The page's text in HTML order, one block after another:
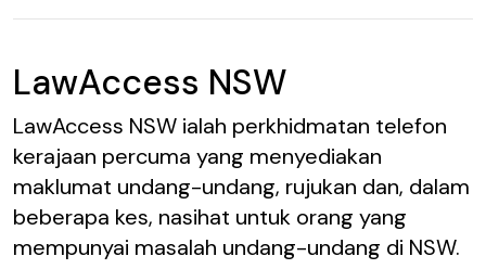
LawAccess NSW
LawAccess NSW ialah perkhidmatan telefon
kerajaan percuma yang menyediakan
maklumat undang-undang, rujukan dan, dalam
beberapa kes, nasihat untuk orang yang
mempunyai masalah undang-undang di NSW.